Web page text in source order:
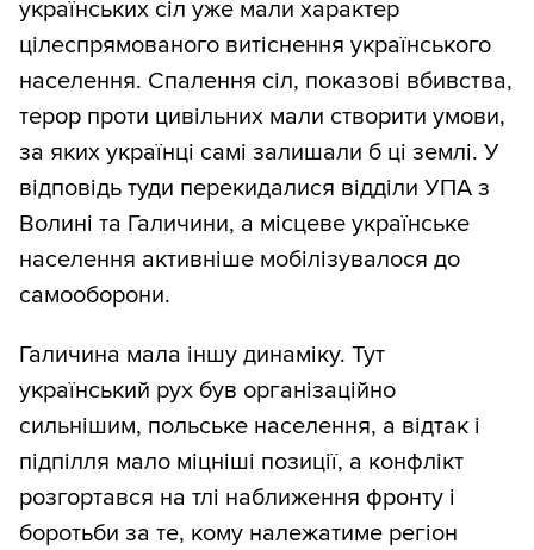
українських сіл уже мали характер
цілеспрямованого витіснення українського
населення. Спалення сіл, показові вбивства,
терор проти цивільних мали створити умови,
за яких українці самі залишали б ці землі. У
відповідь туди перекидалися відділи УПА з
Волині та Галичини, а місцеве українське
населення активніше мобілізувалося до
самооборони.
Галичина мала іншу динаміку. Тут
український рух був організаційно
сильнішим, польське населення, а відтак і
підпілля мало міцніші позиції, а конфлікт
розгортався на тлі наближення фронту і
боротьби за те, кому належатиме регіон